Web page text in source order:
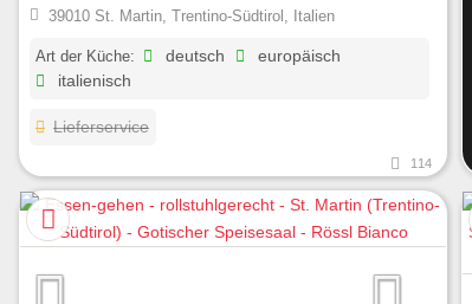
39010 St. Martin, Trentino-Südtirol, Italien
Art der Küche: deutsch
europäisch
italienisch
Lieferservice
114